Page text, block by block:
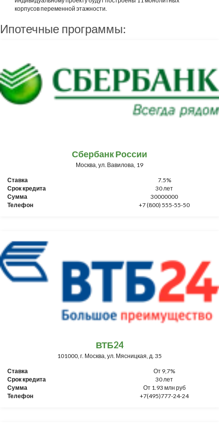
корпусов переменной этажности.
Ипотечные программы:
Сбербанк России
Москва, ул. Вавилова, 19
Ставка
7.5%
Срок кредита
30 лет
Сумма
30000000
Телефон
+7 (800) 555-55-50
ВТБ24
101000, г. Москва, ул. Мясницкая, д. 35
Ставка
От 9,7%
Срок кредита
30 лет
Сумма
От 1.93 млн руб
Телефон
+7(495)777-24-24